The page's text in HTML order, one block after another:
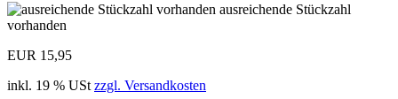
ausreichende Stückzahl
vorhanden
EUR 15,95
inkl. 19 % USt zzgl. Versandkosten